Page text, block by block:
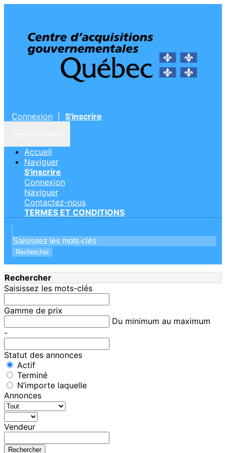
Connexion S'inscrire
Accueil
Naviguer
S'inscrire
Connexion
Naviguer
Contactez-nous
TERMES ET CONDITIONS
Rechercher
Rechercher
Saisissez les mots-clés
Gamme de prix
Du minimum au maximum
-
Statut des annonces
Actif
Terminé
N’importe laquelle
Annonces
Vendeur